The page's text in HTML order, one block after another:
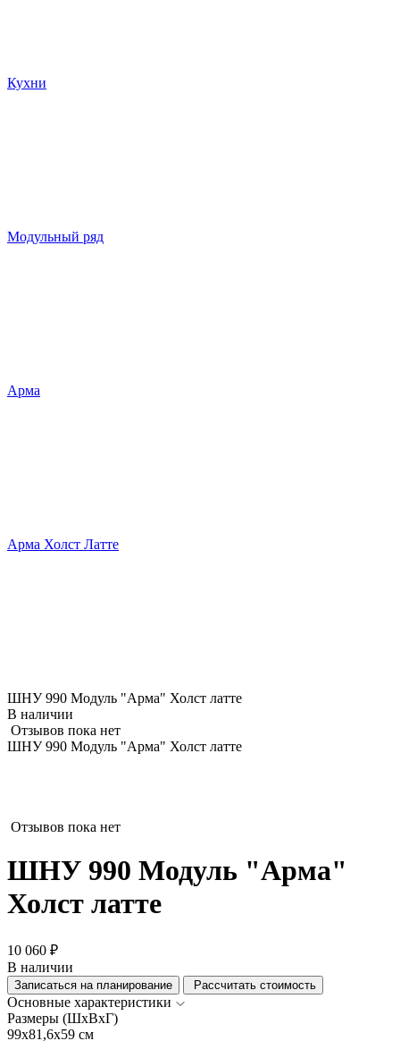
Кухни
Модульный ряд
Арма
Арма Холст Латте
ШНУ 990 Модуль "Арма" Холст латте
В наличии
Отзывов пока нет
ШНУ 990 Модуль "Арма" Холст латте
Отзывов пока нет
ШНУ 990 Модуль "Арма"
Холст латте
10 060 ₽
В наличии
Записаться на планирование Рассчитать стоимость
Основные характеристики
Размеры (ШхВхГ)
99x81,6x59 см